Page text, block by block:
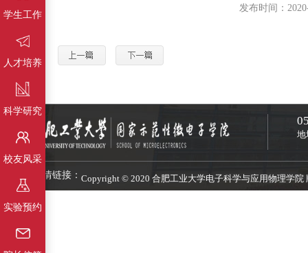
学生工作
人才培养
科学研究
校友风采
实验预约
发布时间：
地
友情链接： Copyright © 2020 合肥工业大学电子科学与应用物理